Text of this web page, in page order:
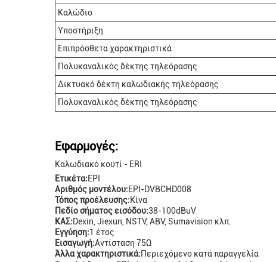
Καλώδιο
Υποστήριξη
Επιπρόσθετα χαρακτηριστικά
Πολυκαναλικός δέκτης τηλεόρασης
Δικτυακό δέκτη καλωδιακής τηλεόρασης
Πολυκαναλικός δέκτης τηλεόρασης
Εφαρμογές:
Καλωδιακό κουτί - ERI
Ετικέτα:ΕΡΙ
Αριθμός μοντέλου:ΕΡΙ-DVBCHD008
Τόπος προέλευσης:Κίνα
Πεδίο σήματος εισόδου:38-100dBuV
ΚΑΣ:Dexin, Jiexun, NSTV, ABV, Sumavision κλπ.
Εγγύηση:1 έτος
Εισαγωγή:Αντίσταση 75Ω
Άλλα χαρακτηριστικά:Περιεχόμενο κατά παραγγελία